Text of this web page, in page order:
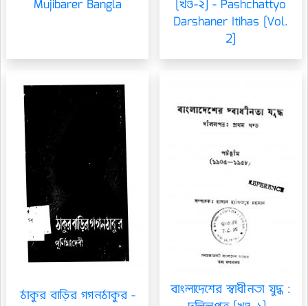
Mujibarer Bangla
[খণ্ড-২] - Pashchattyo
Darshaner Itihas [Vol.
2]
ঠাকুর বাড়ির গগনঠাকুর -
বাংলাদেশের স্বাধীনতা যুদ্ধ :